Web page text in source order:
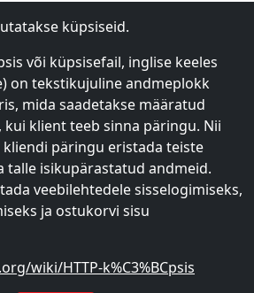
küpsiseid.
või küpsisefail, inglise keeles
on tekstikujuline andmeplokk
mida saadetakse määratud
klient teeb sinna päringu. Nii
kliendi päringu eristada teiste
talle isikupärastatud andmeid.
veebilehtedele sisselogimiseks,
ja ostukorvi sisu
wiki/HTTP-k%C3%BCpsis